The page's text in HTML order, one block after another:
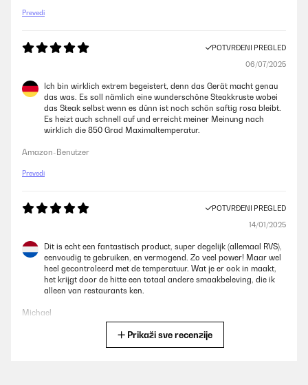
Prevedi
POTVRĐENI PREGLED
06/07/2025
Ich bin wirklich extrem begeistert, denn das Gerät macht genau
das was. Es soll nämlich eine wunderschöne Steakkruste wobei
das Steak selbst wenn es dünn ist noch schön saftig rosa bleibt.
Es heizt auch schnell auf und erreicht meiner Meinung nach
wirklich die 850 Grad Maximaltemperatur.
Amazon-Benutzer
Prevedi
POTVRĐENI PREGLED
14/01/2025
Dit is echt een fantastisch product, super degelijk (allemaal RVS),
eenvoudig te gebruiken, en vermogend. Zo veel power! Maar wel
heel gecontroleerd met de temperatuur. Wat je er ook in maakt,
het krijgt door de hitte een totaal andere smaakbeleving, die ik
alleen van restaurants ken.
Michael
Prikaži sve recenzije